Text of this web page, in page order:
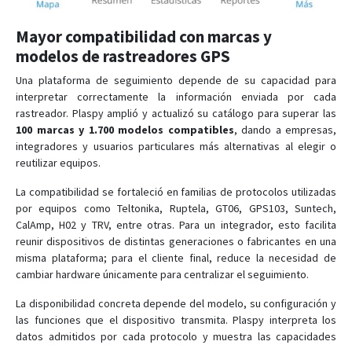
Mayor compatibilidad con marcas y
modelos de rastreadores GPS
Una plataforma de seguimiento depende de su capacidad para
interpretar correctamente la información enviada por cada
rastreador. Plaspy amplió y actualizó su catálogo para superar las
100 marcas y 1.700 modelos compatibles, dando a empresas,
integradores y usuarios particulares más alternativas al elegir o
reutilizar equipos.
La compatibilidad se fortaleció en familias de protocolos utilizadas
por equipos como Teltonika, Ruptela, GT06, GPS103, Suntech,
CalAmp, H02 y TRV, entre otras. Para un integrador, esto facilita
reunir dispositivos de distintas generaciones o fabricantes en una
misma plataforma; para el cliente final, reduce la necesidad de
cambiar hardware únicamente para centralizar el seguimiento.
La disponibilidad concreta depende del modelo, su configuración y
las funciones que el dispositivo transmita. Plaspy interpreta los
datos admitidos por cada protocolo y muestra las capacidades